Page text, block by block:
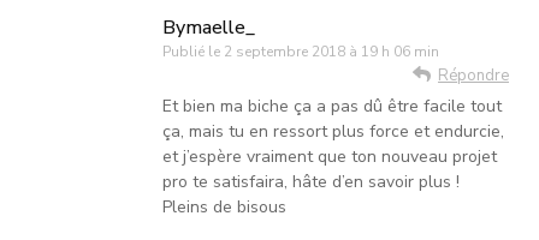
Bymaelle_
Publié le 2 septembre 2018 à 19 h 06 min
Répondre
Et bien ma biche ça a pas dû être facile tout
ça, mais tu en ressort plus force et endurcie,
et j’espère vraiment que ton nouveau projet
pro te satisfaira, hâte d’en savoir plus !
Pleins de bisous